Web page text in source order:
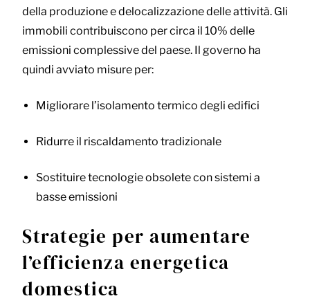
della produzione e delocalizzazione delle attività. Gli
immobili contribuiscono per circa il 10% delle
emissioni complessive del paese. Il governo ha
quindi avviato misure per:
Migliorare l’isolamento termico degli edifici
Ridurre il riscaldamento tradizionale
Sostituire tecnologie obsolete con sistemi a
basse emissioni
Strategie per aumentare
l’efficienza energetica
domestica